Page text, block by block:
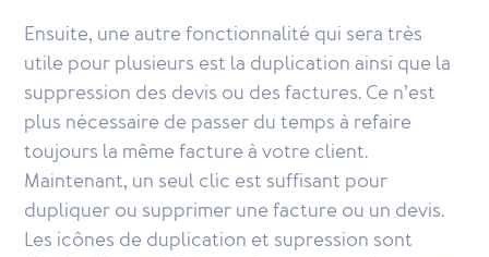
Ensuite, une autre fonctionnalité qui sera très
utile pour plusieurs est la duplication ainsi que la
suppression des devis ou des factures. Ce n’est
plus nécessaire de passer du temps à refaire
toujours la même facture à votre client.
Maintenant, un seul clic est suffisant pour
dupliquer ou supprimer une facture ou un devis.
Les icônes de duplication et supression sont